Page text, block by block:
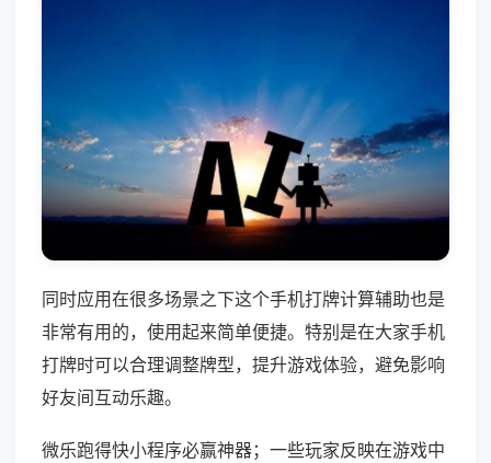
同时应用在很多场景之下这个手机打牌计算辅助也是
非常有用的，使用起来简单便捷。特别是在大家手机
打牌时可以合理调整牌型，提升游戏体验，避免影响
好友间互动乐趣。
微乐跑得快小程序必赢神器；一些玩家反映在游戏中